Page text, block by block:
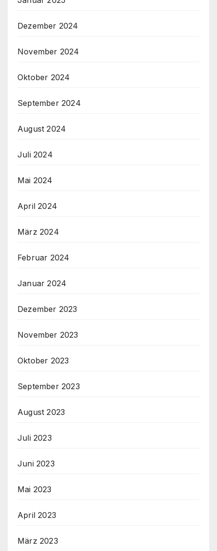
Dezember 2024
November 2024
Oktober 2024
September 2024
August 2024
Juli 2024
Mai 2024
April 2024
März 2024
Februar 2024
Januar 2024
Dezember 2023
November 2023
Oktober 2023
September 2023
August 2023
Juli 2023
Juni 2023
Mai 2023
April 2023
März 2023